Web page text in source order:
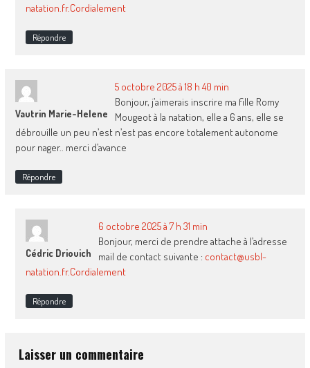
natation.fr.Cordialement
Répondre
Vautrin Marie-Helene
5 octobre 2025 à 18 h 40 min
Bonjour, j’aimerais inscrire ma fille Romy
Mougeot à la natation, elle a 6 ans, elle se
débrouille un peu n’est n’est pas encore totalement autonome
pour nager.. merci d’avance
Répondre
Cédric Driouich
6 octobre 2025 à 7 h 31 min
Bonjour, merci de prendre attache à l’adresse
mail de contact suivante : contact@usbl-
natation.fr.Cordialement
Répondre
Laisser un commentaire